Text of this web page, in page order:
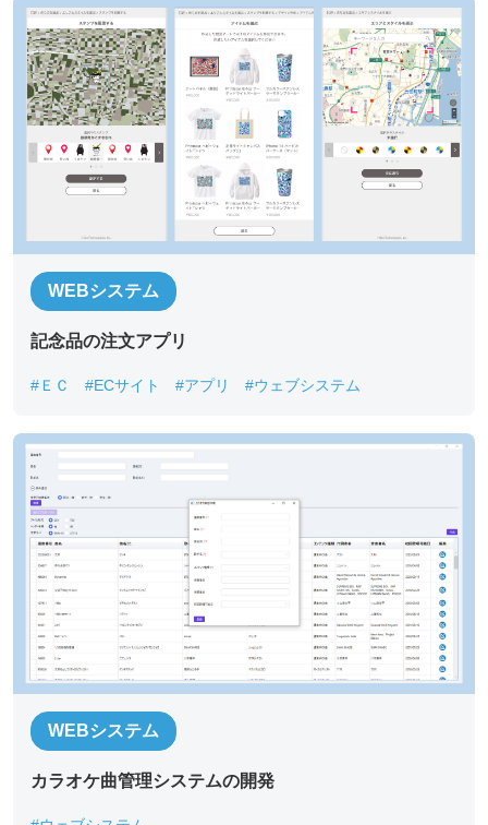
*必須記入事項
お名前
部署名
役職*
メールアドレス
WEBシステム
記念品の注文アプリ
#ＥＣ #ECサイト #アプリ #ウェブシステム
WEBシステム
カラオケ曲管理システムの開発